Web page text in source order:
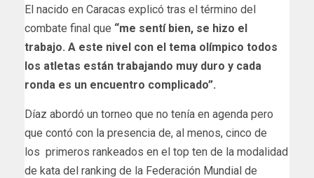
El nacido en Caracas explicó tras el término del
combate final que “me sentí bien, se hizo el
trabajo. A este nivel con el tema olímpico todos
los atletas están trabajando muy duro y cada
ronda es un encuentro complicado”.
Díaz abordó un torneo que no tenía en agenda pero
que contó con la presencia de, al menos, cinco de
los primeros rankeados en el top ten de la modalidad
de kata del ranking de la Federación Mundial de